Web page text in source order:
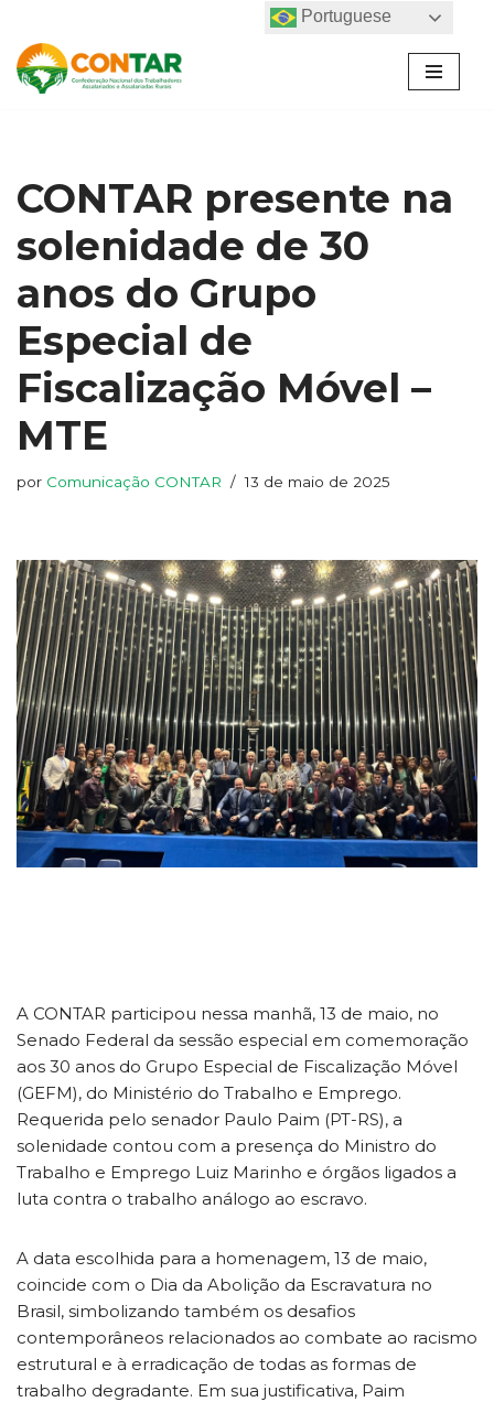
Pular
para
CONTAR presente na
solenidade de 30
anos do Grupo
Especial de
Fiscalização Móvel –
MTE
por Comunicação CONTAR 13 de maio de 2025
A CONTAR participou nessa manhã, 13 de maio, no
Senado Federal da sessão especial em comemoração
aos 30 anos do Grupo Especial de Fiscalização Móvel
(GEFM), do Ministério do Trabalho e Emprego.
Requerida pelo senador Paulo Paim (PT-RS), a
solenidade contou com a presença do Ministro do
Trabalho e Emprego Luiz Marinho e órgãos ligados a
luta contra o trabalho análogo ao escravo.
A data escolhida para a homenagem, 13 de maio,
coincide com o Dia da Abolição da Escravatura no
Brasil, simbolizando também os desafios
contemporâneos relacionados ao combate ao racismo
estrutural e à erradicação de todas as formas de
trabalho degradante. Em sua justificativa, Paim
Portuguese